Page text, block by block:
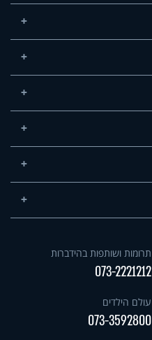
תרומות ושותפות בהידברות
073-2221212
עולם הילדים
073-3592800